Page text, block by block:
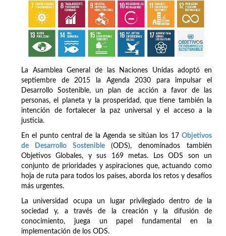
La Asamblea General de las Naciones Unidas adoptó en
septiembre de 2015 la Agenda 2030 para impulsar el
Desarrollo Sostenible, un plan de acción a favor de las
personas, el planeta y la prosperidad, que tiene también la
intención de fortalecer la paz universal y el acceso a la
justicia.
En el punto central de la Agenda se sitúan los 17 Objetivos
de Desarrollo Sostenible(ODS), denominados también
Objetivos Globales, y sus 169 metas. Los ODS son un
conjunto de prioridades y aspiraciones que, actuando como
hoja de ruta para todos los países, aborda los retos y desafíos
más urgentes.
La universidad ocupa un lugar privilegiado dentro de la
sociedad y, a través de la creación y la difusión de
conocimiento, juega un papel fundamental en la
implementación de los ODS.